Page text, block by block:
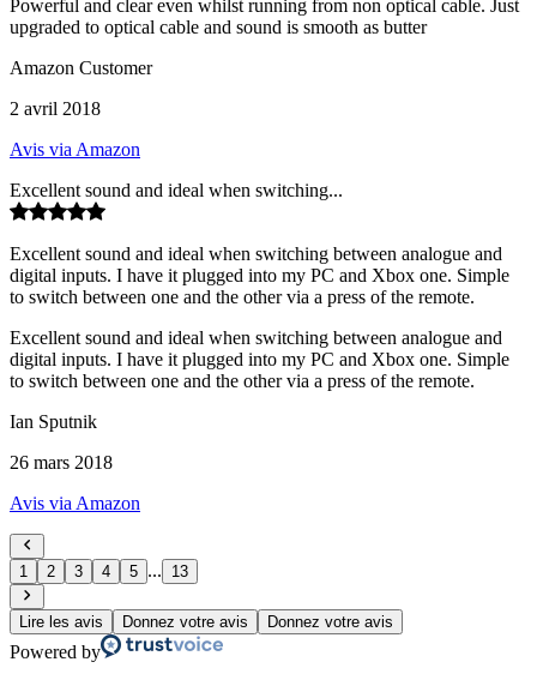
Powerful and clear even whilst running from non optical cable. Just
upgraded to optical cable and sound is smooth as butter
Amazon Customer
2 avril 2018
Avis via Amazon
Excellent sound and ideal when switching...
Excellent sound and ideal when switching between analogue and
digital inputs. I have it plugged into my PC and Xbox one. Simple
to switch between one and the other via a press of the remote.
Excellent sound and ideal when switching between analogue and
digital inputs. I have it plugged into my PC and Xbox one. Simple
to switch between one and the other via a press of the remote.
Ian Sputnik
26 mars 2018
Avis via Amazon
1 2 3 4 5 ... 13
Lire les avis Donnez votre avis Donnez votre avis
Powered by